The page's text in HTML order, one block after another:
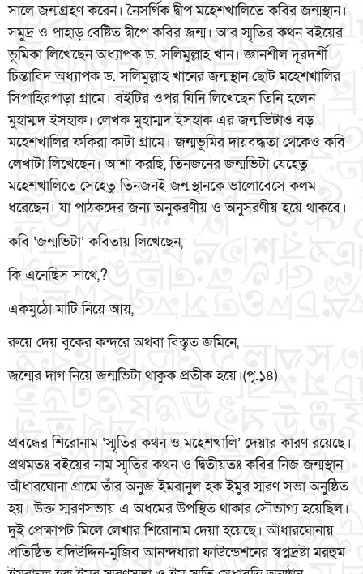
সালে জন্মগ্রহণ করেন। নৈসর্গিক দ্বীপ মহেশখালিতে কবির জন্মস্থান।
সমুদ্র ও পাহাড় বেষ্টিত দ্বীপে কবির জন্ম। আর স্মৃতির কথন বইয়ের
ভূমিকা লিখেছেন অধ্যাপক ড. সলিমুল্লাহ খান। জ্ঞানশীল দূরদর্শী
চিন্তাবিদ অধ্যাপক ড. সলিমুল্লাহ খানের জন্মস্থান ছোট মহেশখালির
সিপাহিরপাড়া গ্রামে। বইটির ওপর যিনি লিখেছেন তিনি হলেন
মুহাম্মদ ইসহাক। লেখক মুহাম্মদ ইসহাক এর জন্মভিটাও বড়
মহেশখালির ফকিরা কাটা গ্রামে। জন্মভূমির দায়বদ্ধতা থেকেও কবি
লেখাটা লিখেছেন। আশা করছি, তিনজনের জন্মভিটা যেহেতু
মহেশখালিতে সেহেতু তিনজনই জন্মস্থানকে ভালোবেসে কলম
ধরেছেন। যা পাঠকদের জন্য অনুকরণীয় ও অনুসরণীয় হয়ে থাকবে।
কবি ‘জন্মভিটা’ কবিতায় লিখেছেন,
কি এনেছিস সাথে,?
একমুঠো মাটি নিয়ে আয়,
রুয়ে দেয় বুকের কন্দরে অথবা বিস্তৃত জমিনে,
জন্মের দাগ নিয়ে জন্মভিটা থাকুক প্রতীক হয়ে।(পৃ.১৪)
প্রবন্ধের শিরোনাম ‘স্মৃতির কথন ও মহেশখালি’ দেয়ার কারণ রয়েছে।
প্রথমতঃ বইয়ের নাম স্মৃতির কথন ও দ্বিতীয়তঃ কবির নিজ জন্মস্থান
আঁধারঘোনা গ্রামে তাঁর অনুজ ইমরানুল হক ইমুর স্মরণ সভা অনুষ্ঠিত
হয়। উক্ত স্মরণসভায় এ অধমের উপস্থিত থাকার সৌভাগ্য হয়েছিল।
দুই প্রেক্ষাপট মিলে লেখার শিরোনাম দেয়া হয়েছে। আঁধারঘোনায়
প্রতিষ্ঠিত বদিউদ্দিন-মুজিব আনন্দধারা ফাউন্ডেশনের স্বপ্নদ্রষ্টা মরহুম